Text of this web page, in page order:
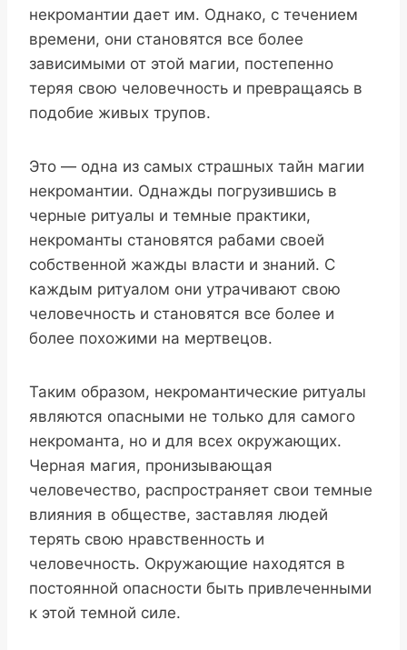
некромантии дает им. Однако, с течением
времени, они становятся все более
зависимыми от этой магии, постепенно
теряя свою человечность и превращаясь в
подобие живых трупов.
Это — одна из самых страшных тайн магии
некромантии. Однажды погрузившись в
черные ритуалы и темные практики,
некроманты становятся рабами своей
собственной жажды власти и знаний. С
каждым ритуалом они утрачивают свою
человечность и становятся все более и
более похожими на мертвецов.
Таким образом, некромантические ритуалы
являются опасными не только для самого
некроманта, но и для всех окружающих.
Черная магия, пронизывающая
человечество, распространяет свои темные
влияния в обществе, заставляя людей
терять свою нравственность и
человечность. Окружающие находятся в
постоянной опасности быть привлеченными
к этой темной силе.